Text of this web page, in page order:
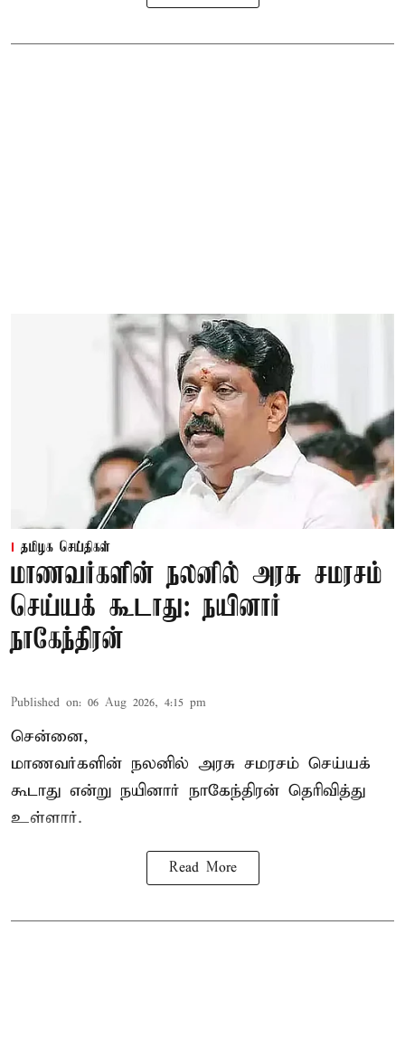
தமிழக செய்திகள்
மாணவர்களின் நலனில் அரசு சமரசம்
செய்யக் கூடாது: நயினார்
நாகேந்திரன்
Published on: 06 Aug 2026, 4:15 pm
சென்னை,
மாணவர்களின் நலனில் அரசு சமரசம் செய்யக்
கூடாது என்று நயினார் நாகேந்திரன் தெரிவித்து
உள்ளார்.
Read More